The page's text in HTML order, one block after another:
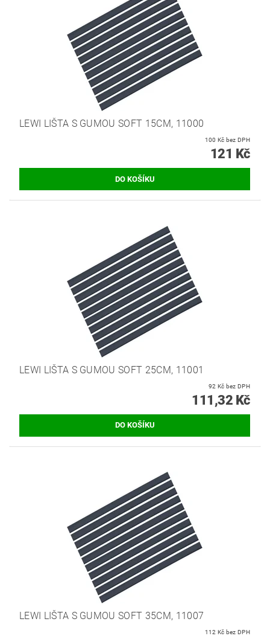
LEWI LIŠTA S GUMOU SOFT 15CM, 11000
100 Kč bez DPH
121 Kč
LEWI LIŠTA S GUMOU SOFT 25CM, 11001
92 Kč bez DPH
111,32 Kč
LEWI LIŠTA S GUMOU SOFT 35CM, 11007
112 Kč bez DPH